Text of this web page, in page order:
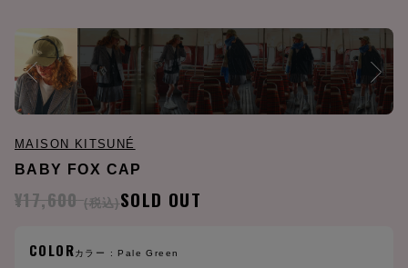
MAISON KITSUNÉ
BABY FOX CAP
¥17,600 (税込)SOLD OUT
COLORカラー : Pale Green